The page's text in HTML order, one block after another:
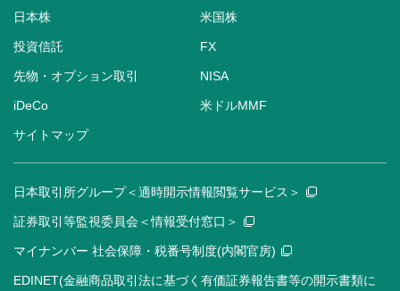
日本株 米国株
投資信託 FX
先物・オプション取引 NISA
iDeCo 米ドルMMF
サイトマップ
日本取引所グループ＜適時開示情報閲覧サービス＞
証券取引等監視委員会＜情報受付窓口＞
マイナンバー 社会保障・税番号制度(内閣官房)
EDINET(金融商品取引法に基づく有価証券報告書等の開示書類に